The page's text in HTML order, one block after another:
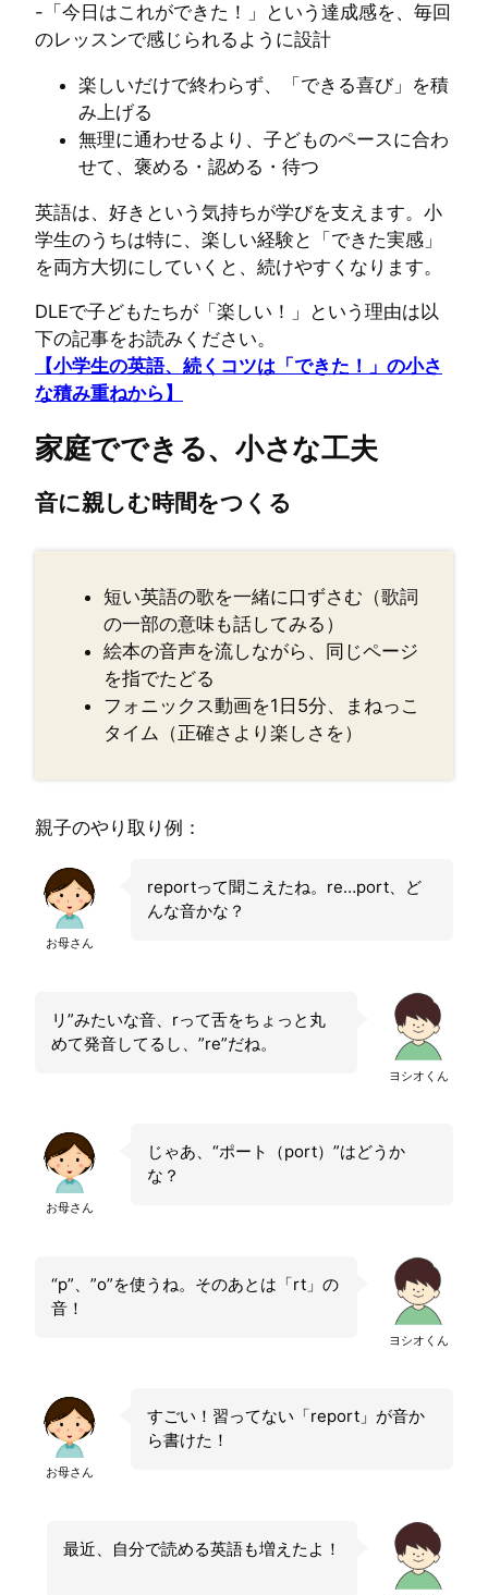
-「今日はこれができた！」という達成感を、毎回
のレッスンで感じられるように設計
楽しいだけで終わらず、「できる喜び」を積
み上げる
無理に通わせるより、子どものペースに合わ
せて、褒める・認める・待つ
英語は、好きという気持ちが学びを支えます。小
学生のうちは特に、楽しい経験と「できた実感」
を両方大切にしていくと、続けやすくなります。
DLEで子どもたちが「楽しい！」という理由は以
下の記事をお読みください。
【小学生の英語、続くコツは「できた！」の小さ
な積み重ねから】
家庭でできる、小さな工夫
音に親しむ時間をつくる
短い英語の歌を一緒に口ずさむ（歌詞
の一部の意味も話してみる）
絵本の音声を流しながら、同じページ
を指でたどる
フォニックス動画を1日5分、まねっこ
タイム（正確さより楽しさを）
親子のやり取り例：
お母さん
reportって聞こえたね。re…port、ど
んな音かな？
ヨシオくん
リ”みたいな音、rって舌をちょっと丸
めて発音してるし、”re”だね。
お母さん
じゃあ、“ポート（port）”はどうか
な？
ヨシオくん
“p”、”o”を使うね。そのあとは「rt」の
音！
お母さん
すごい！習ってない「report」が音か
ら書けた！
最近、自分で読める英語も増えたよ！